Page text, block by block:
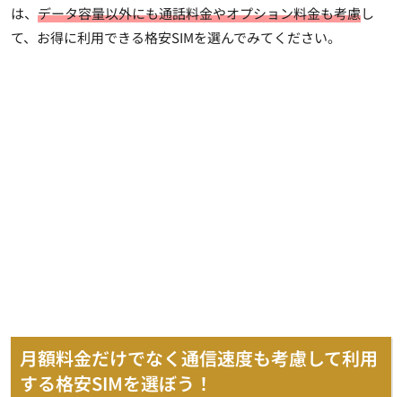
は、 データ容量以外にも通話料金やオプション料金も考慮し
て、お得に利用できる格安SIMを選んでみてください。
月額料金だけでなく通信速度も考慮して利用
する格安SIMを選ぼう！